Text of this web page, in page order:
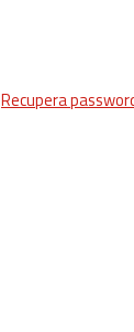
Recupera